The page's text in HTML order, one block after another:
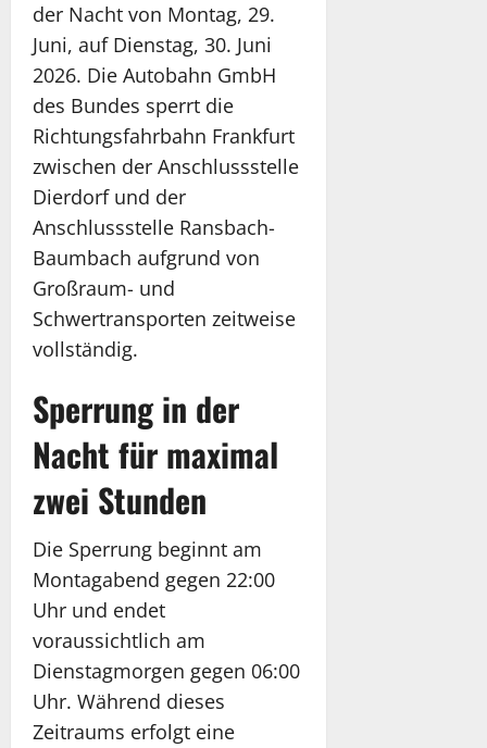
der Nacht von Montag, 29.
Juni, auf Dienstag, 30. Juni
2026. Die Autobahn GmbH
des Bundes sperrt die
Richtungsfahrbahn Frankfurt
zwischen der Anschlussstelle
Dierdorf und der
Anschlussstelle Ransbach-
Baumbach aufgrund von
Großraum- und
Schwertransporten zeitweise
vollständig.
Sperrung in der
Nacht für maximal
zwei Stunden
Die Sperrung beginnt am
Montagabend gegen 22:00
Uhr und endet
voraussichtlich am
Dienstagmorgen gegen 06:00
Uhr. Während dieses
Zeitraums erfolgt eine